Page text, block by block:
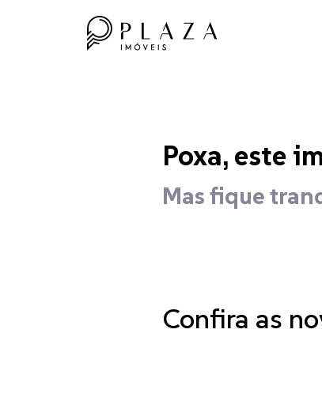
Poxa, este
Mas fique
Confira as